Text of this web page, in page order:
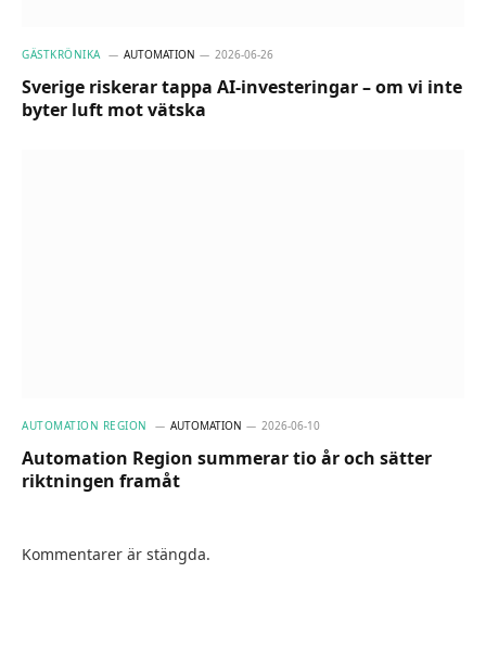
GÄSTKRÖNIKA AUTOMATION 2026-06-26
Sverige riskerar tappa AI-investeringar – om vi inte
byter luft mot vätska
AUTOMATION REGION AUTOMATION 2026-06-10
Automation Region summerar tio år och sätter
riktningen framåt
Kommentarer är stängda.